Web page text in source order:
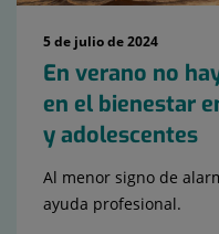
5 de julio de 2024
En verano no
en el bienestar
y adolescentes
Al menor signo de
ayuda profesional.